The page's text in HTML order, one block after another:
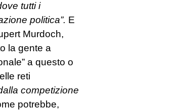
tutti i
politica”. E
Murdoch,
la gente a
a questo o
reti
competizione
potrebbe,